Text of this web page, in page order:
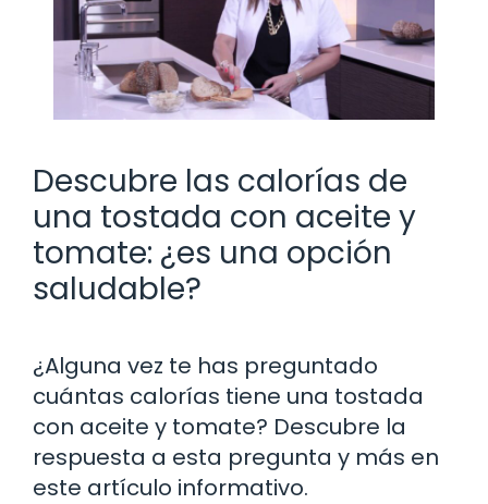
Descubre las calorías de
una tostada con aceite y
tomate: ¿es una opción
saludable?
¿Alguna vez te has preguntado
cuántas calorías tiene una tostada
con aceite y tomate? Descubre la
respuesta a esta pregunta y más en
este artículo informativo.